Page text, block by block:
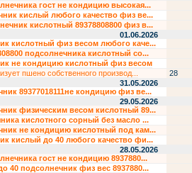
гост не кондицию высокая...
кислый любого качество физ ве...
кислотный 89378808800 физ в...
01.06.2026
кислотный физ весом любого каче...
подсолнечника кислотный со...
не кондицию кислотный физ весом
пшено собственного производ...
28
31.05.2026
89377018111не кондицию физ ве...
29.05.2026
физическим весом кислотный 89...
кислотного сорный без масло ...
не кондицию кислотный под кам...
кислый до 40 любого качество фи...
28.05.2026
гост не кондицию 8937880...
40 подсолнечник физ вес 8937880...